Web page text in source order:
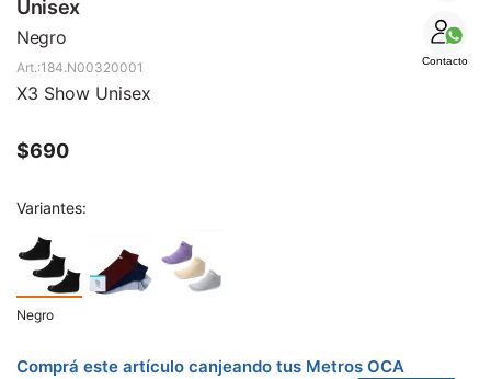
Unisex
Negro
Contacto
184.N00320001
X3 Show Unisex
$690
Variantes:
Negro
Comprá este artículo canjeando tus Metros OCA